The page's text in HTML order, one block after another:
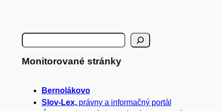
H
ľ
Monitorované stránky
Bernolákovo
Slov-Lex,právny a informačný portál